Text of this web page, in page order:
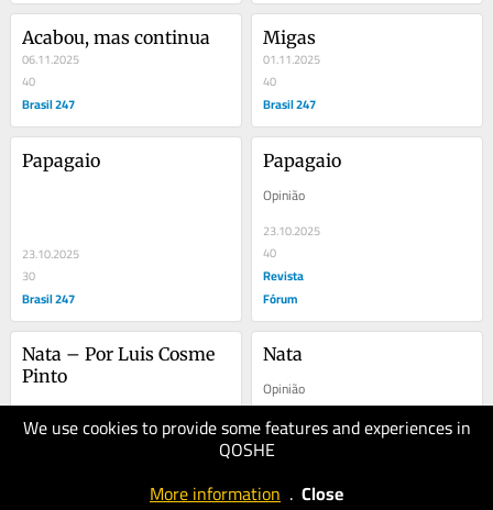
We use cookies to provide some features and experiences in
QOSHE
More information . Close
Acabou, mas continua
06.11.2025
40
Brasil 247
Migas
01.11.2025
40
Brasil 247
Papagaio
23.10.2025
30
Brasil 247
Papagaio
Opinião
23.10.2025
40
Revista
Fórum
Nata – Por Luis Cosme
Pinto
Nata
Opinião
16.10.2025
50
Fórum